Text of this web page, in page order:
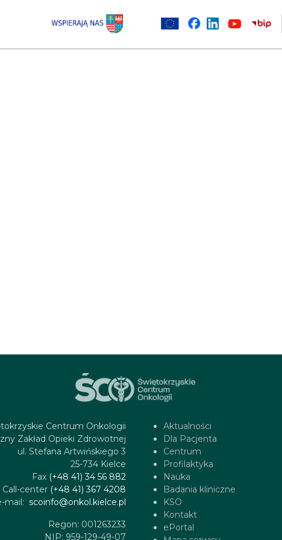
Centrum Onkologii
Zakład Opieki Zdrowotnej
ul. Stefana Artwińskiego 3
25-734 Kielce
Fax (+48 41) 34 56 882
Call-center (+48 41) 367 4208
mail: scoinfo@onkol.kielce.pl
Regon: 001263233
NIP: 959-129-49-07
Aktualności
Dla Pacjenta
Centrum
Profilaktyka
Nauka
Badania kliniczne
KSO
Kontakt
ePortal